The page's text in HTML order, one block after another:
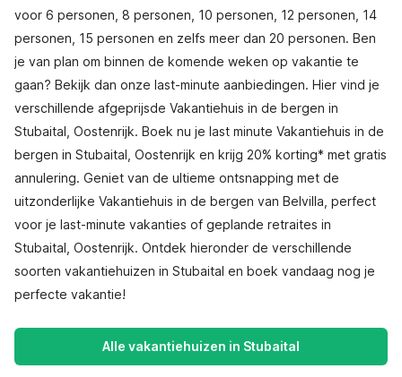
voor 6 personen, 8 personen, 10 personen, 12 personen, 14
personen, 15 personen en zelfs meer dan 20 personen. Ben
je van plan om binnen de komende weken op vakantie te
gaan? Bekijk dan onze last-minute aanbiedingen. Hier vind je
verschillende afgeprijsde Vakantiehuis in de bergen in
Stubaital, Oostenrijk. Boek nu je last minute Vakantiehuis in de
bergen in Stubaital, Oostenrijk en krijg 20% korting* met gratis
annulering. Geniet van de ultieme ontsnapping met de
uitzonderlijke Vakantiehuis in de bergen van Belvilla, perfect
voor je last-minute vakanties of geplande retraites in
Stubaital, Oostenrijk. Ontdek hieronder de verschillende
soorten vakantiehuizen in Stubaital en boek vandaag nog je
perfecte vakantie!
Alle vakantiehuizen in Stubaital